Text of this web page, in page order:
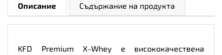
Описание Съдържание на продукта
KFD Premium X-Whey е висококачествена